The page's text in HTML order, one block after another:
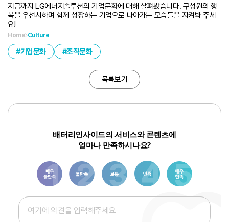
지금까지 LG에너지솔루션의 기업문화에 대해 살펴봤습니다. 구성원의 행
복을 우선시하며 함께 성장하는 기업으로 나아가는 모습들을 지켜봐 주세
요!
Home Culture
기업문화 조직문화
목록보기
배터리인사이드의 서비스와 콘텐츠에
얼마나 만족하시나요?
1 3 6 8 10